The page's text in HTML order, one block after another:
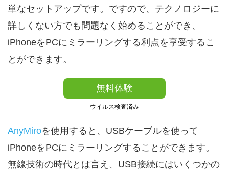
単なセットアップです。ですので、テクノロジーに
詳しくない方でも問題なく始めることができ、
iPhoneをPCにミラーリングする利点を享受するこ
とができます。
無料体験
ウイルス検査済み
AnyMiroを使用すると、USBケーブルを使って
iPhoneをPCにミラーリングすることができます。
無線技術の時代とは言え、USB接続にはいくつかの